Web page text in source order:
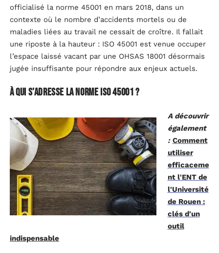
officialisé la norme 45001 en mars 2018, dans un
contexte où le nombre d’accidents mortels ou de
maladies liées au travail ne cessait de croître. Il fallait
une riposte à la hauteur : ISO 45001 est venue occuper
l’espace laissé vacant par une OHSAS 18001 désormais
jugée insuffisante pour répondre aux enjeux actuels.
À qui s’adresse la norme ISO 45001 ?
A découvrir
également
: Comment
utiliser
efficaceme
nt l'ENT de
l'Université
de Rouen :
clés d'un
outil
indispensable